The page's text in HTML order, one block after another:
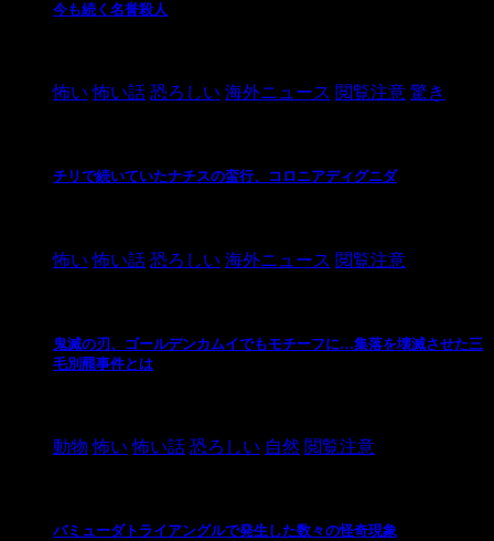
今も続く名誉殺人
怖い 怖い話 恐ろしい 海外ニュース 閲覧注意 驚き
チリで続いていたナチスの蛮行、コロニアディグニダ
怖い 怖い話 恐ろしい 海外ニュース 閲覧注意
鬼滅の刃、ゴールデンカムイでもモチーフに…集落を壊滅させた三
毛別羆事件とは
動物 怖い 怖い話 恐ろしい 自然 閲覧注意
バミューダトライアングルで発生した数々の怪奇現象